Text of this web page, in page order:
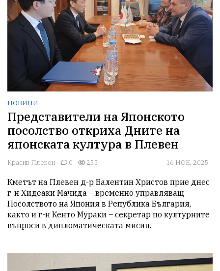
НОВИНИ
Представители на Японското
посолство откриха Дните на
японската култура в Плевен
Красив Плевен 0 255 16 НОЕ, 2025
Кметът на Плевен д-р Валентин Христов прие днес
г-н Хидеаки Мачида – временно управляващ
Посолството на Япония в Република България,
както и г-н Кенто Мураки – секретар по културните
въпроси в дипломатическата мисия.